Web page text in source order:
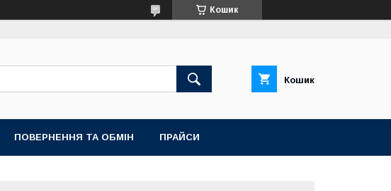
Кошик
Кошик
ПОВЕРНЕННЯ ТА ОБМІН ПРАЙСИ